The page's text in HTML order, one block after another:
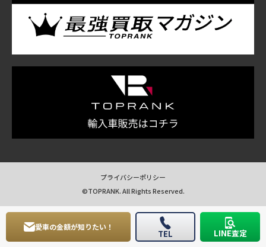
愛車の金額が知りたい！
TEL LINE査定
プライバシーポリシー
©TOPRANK. All Rights Reserved.